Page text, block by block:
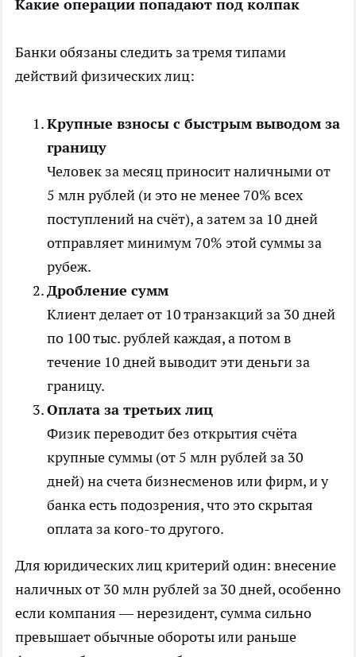
Какие операции попадают под колпак
Банки обязаны следить за тремя типами
действий физическихлиц:
Крупные взносы с быстрым выводом за
границу
Человек за месяц приносит наличными от
5 млн рублей (и это не менее 70% всех
поступлений на счёт), а затем за 10 дней
отправляет минимум 70% этой суммы за
рубеж.
Дробление сумм
Клиент делает от 10 транзакций за 30 дней
по 100 тыс. рублей каждая, а потом в
течение 10 дней выводит эти деньги за
границу.
Оплата за третьих лиц
Физик переводит без открытия счёта
крупные суммы (от 5 млн рублей за 30
дней) на счета бизнесменов или фирм, и у
банка есть подозрения, что это скрытая
оплата за кого-то другого.
Для юридических лиц критерий один: внесение
наличных от 30 млн рублей за 30 дней, особенно
если компания — нерезидент, сумма сильно
превышает обычные обороты или раньше